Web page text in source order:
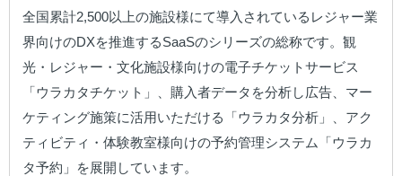
全国累計2,500以上の施設様にて導入されているレジャー業
界向けのDXを推進するSaaSのシリーズの総称です。観
光・レジャー・文化施設様向けの電子チケットサービス
「ウラカタチケット」、購入者データを分析し広告、マー
ケティング施策に活用いただける「ウラカタ分析」、アク
ティビティ・体験教室様向けの予約管理システム「ウラカ
タ予約」を展開しています。